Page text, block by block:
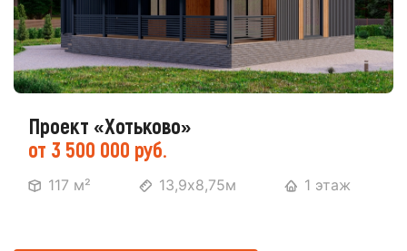
Проект «Хотьково»
от 3 500 000 руб.
117 м² 13,9х8,75м 1 этаж